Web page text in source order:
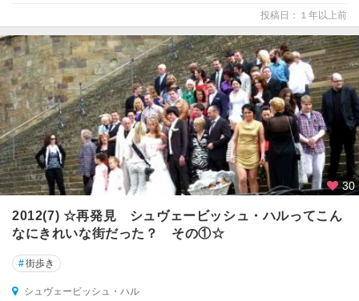
ッ
ヒ
・
ホ
ル
シ
ュ
タ
イ
ン
州
シ
ュ
ヴ
ル
投稿日：１年以上前
30
2012(7) ☆再発見 シュヴェービッシュ・ハルってこん
なにきれいな街だった？ その①☆
#街歩き
シュヴェービッシュ・ハル